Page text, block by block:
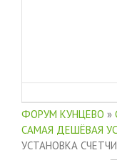
ФОРУМ КУНЦЕВО »
САМАЯ ДЕШЁВАЯ
УСТАНОВКА